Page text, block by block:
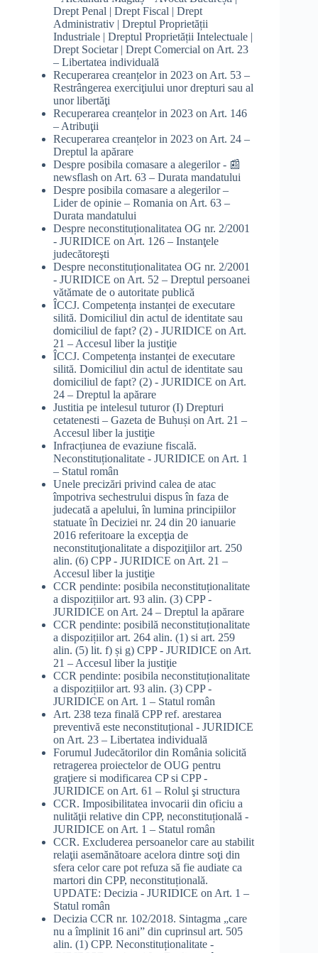
Drept Penal | Drept Fiscal | Drept
Administrativ | Dreptul Proprietății
Industriale | Dreptul Proprietății Intelectuale |
Drept Societar | Drept Comercial on Art. 23
– Libertatea individuală
Recuperarea creanțelor in 2023 on Art. 53 –
Restrângerea exerciţiului unor drepturi sau al
unor libertăţi
Recuperarea creanțelor in 2023 on Art. 146
– Atribuţii
Recuperarea creanțelor in 2023 on Art. 24 –
Dreptul la apărare
Despre posibila comasare a alegerilor - 📰
newsflash on Art. 63 – Durata mandatului
Despre posibila comasare a alegerilor –
Lider de opinie – Romania on Art. 63 –
Durata mandatului
Despre neconstituționalitatea OG nr. 2/2001
- JURIDICE on Art. 126 – Instanţele
judecătoreşti
Despre neconstituționalitatea OG nr. 2/2001
- JURIDICE on Art. 52 – Dreptul persoanei
vătămate de o autoritate publică
ÎCCJ. Competența instanței de executare
silită. Domiciliul din actul de identitate sau
domiciliul de fapt? (2) - JURIDICE on Art.
21 – Accesul liber la justiţie
ÎCCJ. Competența instanței de executare
silită. Domiciliul din actul de identitate sau
domiciliul de fapt? (2) - JURIDICE on Art.
24 – Dreptul la apărare
Justitia pe intelesul tuturor (I) Drepturi
cetatenesti – Gazeta de Buhuși on Art. 21 –
Accesul liber la justiţie
Infracțiunea de evaziune fiscală.
Neconstituționalitate - JURIDICE on Art. 1
– Statul român
Unele precizări privind calea de atac
împotriva sechestrului dispus în faza de
judecată a apelului, în lumina principiilor
statuate în Deciziei nr. 24 din 20 ianuarie
2016 referitoare la excepţia de
neconstituţionalitate a dispoziţiilor art. 250
alin. (6) CPP - JURIDICE on Art. 21 –
Accesul liber la justiţie
CCR pendinte: posibila neconstituționalitate
a dispozițiilor art. 93 alin. (3) CPP -
JURIDICE on Art. 24 – Dreptul la apărare
CCR pendinte: posibilă neconstituționalitate
a dispozițiilor art. 264 alin. (1) si art. 259
alin. (5) lit. f) și g) CPP - JURIDICE on Art.
21 – Accesul liber la justiţie
CCR pendinte: posibila neconstituționalitate
a dispozițiilor art. 93 alin. (3) CPP -
JURIDICE on Art. 1 – Statul român
Art. 238 teza finală CPP ref. arestarea
preventivă este neconstituțional - JURIDICE
on Art. 23 – Libertatea individuală
Forumul Judecătorilor din România solicită
retragerea proiectelor de OUG pentru
graţiere si modificarea CP si CPP -
JURIDICE on Art. 61 – Rolul şi structura
CCR. Imposibilitatea invocarii din oficiu a
nulităţii relative din CPP, neconstituțională -
JURIDICE on Art. 1 – Statul român
CCR. Excluderea persoanelor care au stabilit
relaţii asemănătoare acelora dintre soţi din
sfera celor care pot refuza să fie audiate ca
martori din CPP, neconstituțională.
UPDATE: Decizia - JURIDICE on Art. 1 –
Statul român
Decizia CCR nr. 102/2018. Sintagma „care
nu a împlinit 16 ani” din cuprinsul art. 505
alin. (1) CPP. Neconstituționalitate -